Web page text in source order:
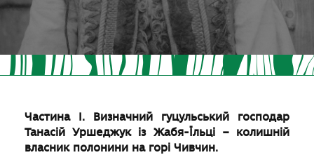
Частина І. Визначний гуцульський господар
Танасій Уршеджук із Жабя-Їльці – колишній
власник полонини на горі Чивчин.